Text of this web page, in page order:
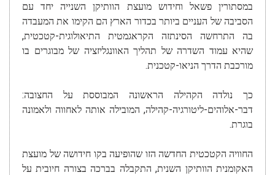
במסתורין פשאל וחידוש מועצת הוותיקן השנייה יחד עם
הסביבה של העניים ביותר בכדור הארץ הם הקימו את המעבדה
בה התרחשה הסינתזה הקראגמטית התיאולוגית-קטכטית,
שהיא עמוד השדרה של תהליך האוונגליזציה של מבוגרים בו
מורכבת הדרך הניאו-קטכנית.
כך נולדה הקהילה הראשונה המבוססת על החצובה:
דבר-אלוהים-ליטורגיה-קהילה, המובילה אותה לאחווה ולאמונה
בוגרת.
החוויה הקטכטית החדשה הזו שהופיעה בקו חידושה של מועצת
האקומנית הוותיקן השנית, התקבלה בברכה בצורה חיובית על